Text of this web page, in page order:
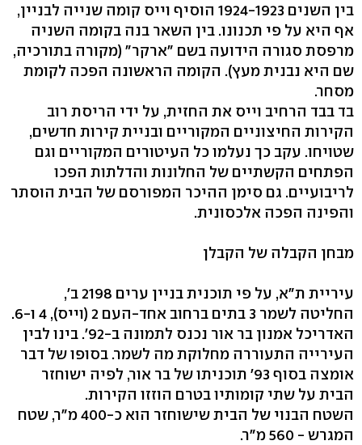
בין השנים 1924-1923 הוסיף וייס קומה שנייה לבניין,
אף היא על פי תכנונו. בין השאר בנה בקומה השניה
מרפסת סגורה הידועה בשם "ארקר" (מקורה בתורכיה,
שם היא נבנית מעץ). הקומה הראשונה הפכה לקומת
מסחר.
בד בבד הרחיב וייס את החזית, על ידי הריסת רוב
הקירות החיצוניים המקוריים ובניית קירות חדשים,
שטויחו. עקב כך נעלמו כל העיטורים המקוריים וגם
הפתחים הקשתיים של החלונות והדלתות הפכו
לריבועיים. גם סימן ההיכר המפורסם של הבית הוסתר
והפינה הפכה אלכסונית.
מבחן הקבלה של הקבלן
עיריית ת"א, על פי תוכנית בניין ערים 2198 ב',
החליטה לשמר 3 בתים ברחוב אחד-העם 2 (וייס), 4 ו-6.
האדריכל אמנון בר אור נכנס לתמונה ב-92'. בינו לבין
העירייה התעוררה מחלוקת מה לשמר. בסופו של דבר
אומצה בסוף 93' תוכניתו של בר אור, לפיה ישוחזר
הבית על שתי קומותיו בטרם הוזזו הקירות.
השטח הבנוי של הבית שישוחזר הוא כ-400 מ"ר, שטח
המגרש - 560 מ"ר.